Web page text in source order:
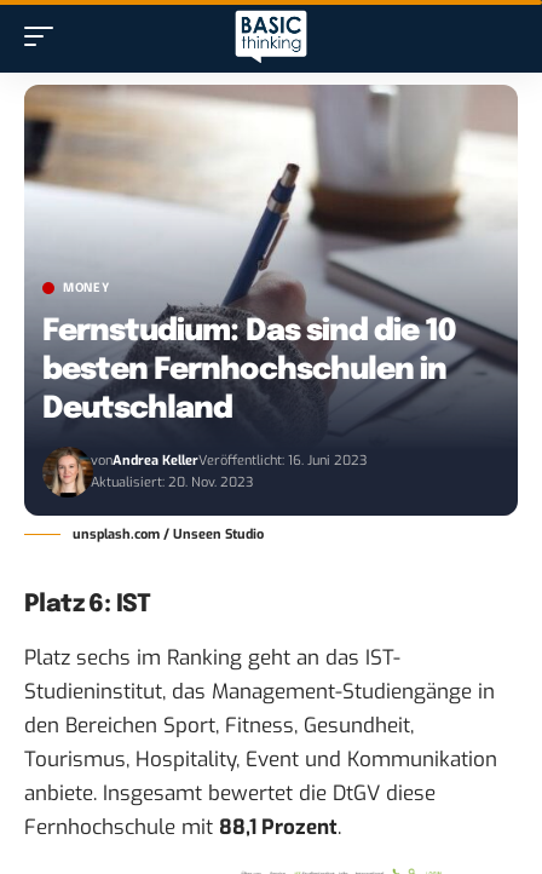
MONEY
Fernstudium: Das sind die 10
besten Fernhochschulen in
Deutschland
vonAndrea KellerVeröffentlicht: 16. Juni 2023
Aktualisiert: 20. Nov. 2023
unsplash.com / Unseen Studio
Platz 6: IST
Platz sechs im Ranking geht an das IST-
Studieninstitut, das Management-Studiengänge in
den Bereichen Sport, Fitness, Gesundheit,
Tourismus, Hospitality, Event und Kommunikation
anbiete. Insgesamt bewertet die DtGV diese
Fernhochschule mit 88,1 Prozent.